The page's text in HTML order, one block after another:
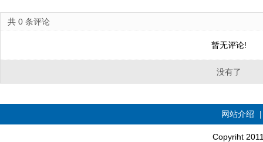
共 0 条评论
暂无评论!
没有了
网站介绍
Copyriht